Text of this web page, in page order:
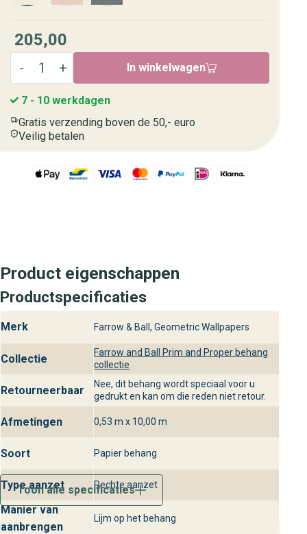
205,00
In winkelwagen
7 - 10 werkdagen
Gratis verzending boven de 50,- euro
Veilig betalen
Product eigenschappen
Productspecificaties
Merk Farrow & Ball, Geometric Wallpapers
Collectie
Farrow and Ball Prim and Proper behang
collectie
Retourneerbaar
Nee, dit behang wordt speciaal voor u
gedrukt en kan om die reden niet retour.
Afmetingen 0,53 m x 10,00 m
Soort Papier behang
Type aanzet Rechte aanzet
Manier van
aanbrengen
Lijm op het behang
Toon alle specificaties